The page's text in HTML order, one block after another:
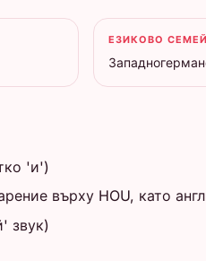
ЕЗИКОВО
'и')
върху HOU, като
звук)